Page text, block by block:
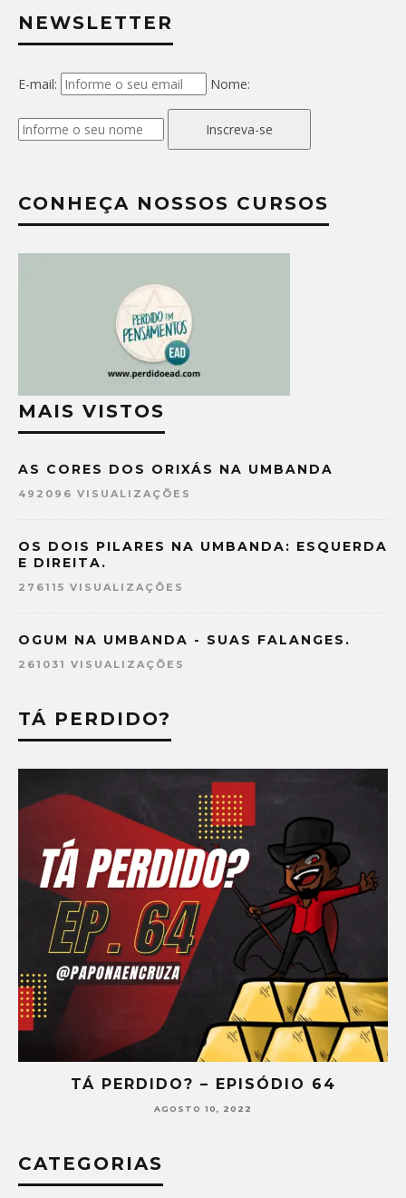
NEWSLETTER
E-mail: Nome:
Inscreva-se
CONHEÇA NOSSOS CURSOS
MAIS VISTOS
AS CORES DOS ORIXÁS NA UMBANDA
492096 VISUALIZAÇÕES
OS DOIS PILARES NA UMBANDA: ESQUERDA
E DIREITA.
276115 VISUALIZAÇÕES
OGUM NA UMBANDA - SUAS FALANGES.
261031 VISUALIZAÇÕES
TÁ PERDIDO?
TÁ PERDIDO? – EPISÓDIO 64
AGOSTO 10, 2022
CATEGORIAS